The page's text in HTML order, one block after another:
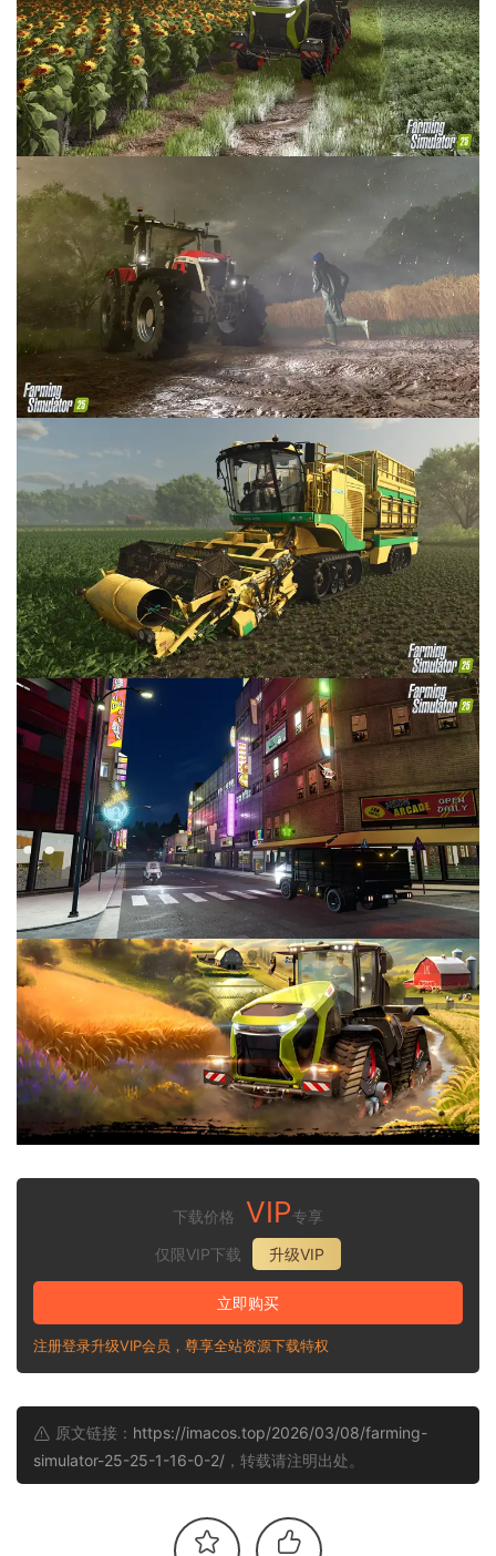
下载价格 VIP专享
仅限VIP下载
升级VIP
立即购买
注册登录升级VIP会员，尊享全站资源下载特权
原文链接： https://imacos.top/2026/03/08/farming-
simulator-25-25-1-16-0-2/ ，转载请注明出处。